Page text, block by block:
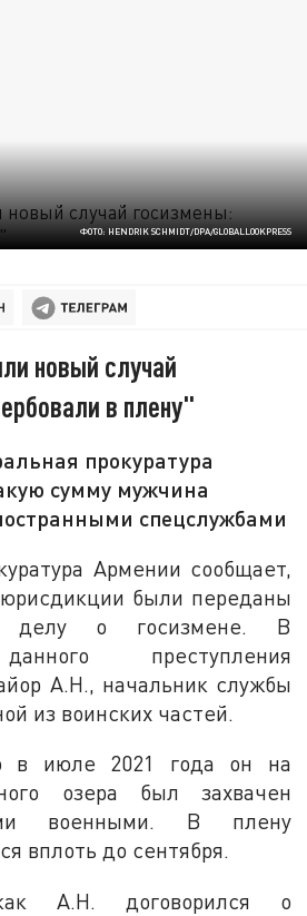
ФОТО: HENDRIK SCHMIDT/DPA/GLOBALLOOKPRESS
новый случай
в плену"
прокуратура
сумму мужчина
спецслужбами
Армении сообщает,
были переданы
делу о госизмене. В
преступления
А.Н., начальник службы
из воинских частей.
в июле 2021 года он на
озера был захвачен
военными. В плену
вплоть до сентября.
А.Н. договорился о